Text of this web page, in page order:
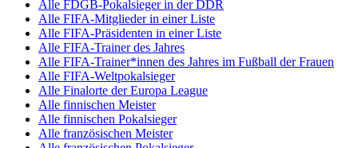
Alle FDGB-Pokalsieger in der DDR
Alle FIFA-Mitglieder in einer Liste
Alle FIFA-Präsidenten in einer Liste
Alle FIFA-Trainer des Jahres
Alle FIFA-Trainer*innen des Jahres im Fußball der Frauen
Alle FIFA-Weltpokalsieger
Alle Finalorte der Europa League
Alle finnischen Meister
Alle finnischen Pokalsieger
Alle französischen Meister